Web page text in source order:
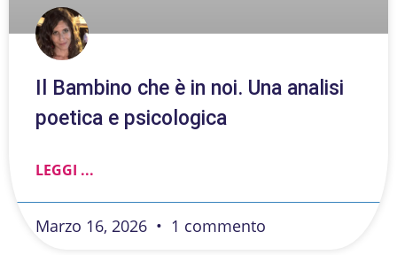
Il Bambino che è in noi. Una analisi
poetica e psicologica
LEGGI ...
Marzo 16, 2026 1 commento